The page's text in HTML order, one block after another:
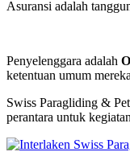
Asuransi adalah
Penyelenggara adalah
ketentuan umum
Swiss Paragliding &
perantara untuk